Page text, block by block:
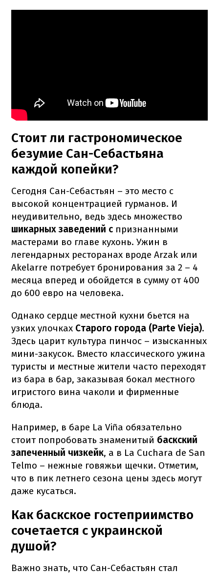
Стоит ли гастрономическое
безумие Сан-Себастьяна
каждой копейки?
Сегодня Сан-Себастьян – это место с
высокой концентрацией гурманов. И
неудивительно, ведь здесь множество
шикарных заведений с признанными
мастерами во главе кухонь. Ужин в
легендарных ресторанах вроде Arzak или
Akelarre потребует бронирования за 2 – 4
месяца вперед и обойдется в сумму от 400
до 600 евро на человека.
Однако сердце местной кухни бьется на
узких улочках Старого города (Parte Vieja).
Здесь царит культура пинчос – изысканных
мини-закусок. Вместо классического ужина
туристы и местные жители часто переходят
из бара в бар, заказывая бокал местного
игристого вина чаколи и фирменные
блюда.
Например, в баре La Viña обязательно
стоит попробовать знаменитый баскский
запеченный чизкейк, а в La Cuchara de San
Telmo – нежные говяжьи щечки. Отметим,
что в пик летнего сезона цены здесь могут
даже кусаться.
Как баскское гостеприимство
сочетается с украинской
душой?
Важно знать, что Сан-Себастьян стал